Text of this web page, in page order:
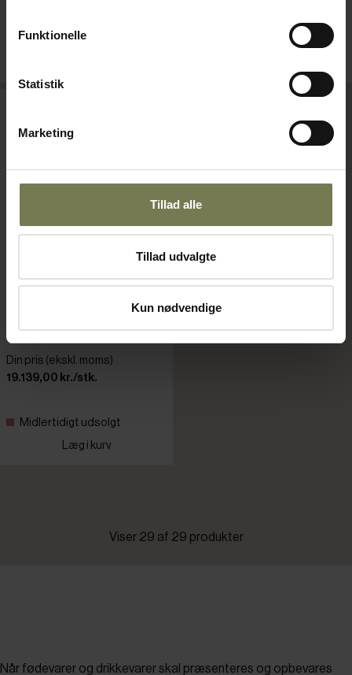
Funktionelle
Statistik
Marketing
Tillad alle
Tillad udvalgte
Kun nødvendige
Bestillingsvare
Varenr: 80812926
Din pris (ekskl. moms)
19.139,00 kr./stk.
Midlertidigt udsolgt
Læg i kurv
Viser 29 af 29 produkter
Når fødevarer og drikkevarer skal præsenteres og opbevares